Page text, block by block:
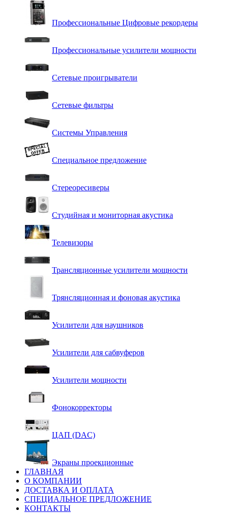
Профессиональные Цифровые рекордеры
Профессиональные усилители мощности
Сетевые проигрыватели
Сетевые фильтры
Системы Управления
Специальное предложение
Стереоресиверы
Студийная и мониторная акустика
Телевизоры
Трансляционные усилители мощности
Трянсляционная и фоновая акустика
Усилители для наушников
Усилители для сабвуферов
Усилители мощности
Фонокорректоры
ЦАП (DAC)
Экраны проекционные
ГЛАВНАЯ
О КОМПАНИИ
ДОСТАВКА И ОПЛАТА
СПЕЦИАЛЬНОЕ ПРЕДЛОЖЕНИЕ
КОНТАКТЫ